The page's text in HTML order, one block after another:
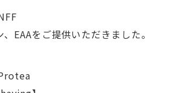
、EAAをご提供いただきました。